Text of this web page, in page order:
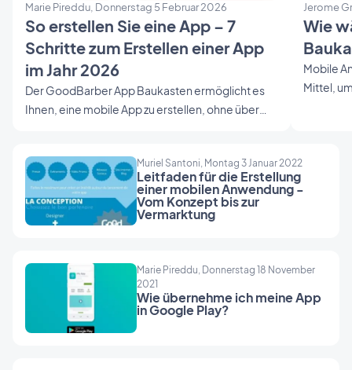
Marie Pireddu, Donnerstag 5 Februar 2026
So erstellen Sie eine App – 7
Schritte zum Erstellen einer App
im Jahr 2026
Der GoodBarber App Baukasten ermöglicht es
Ihnen, eine mobile App zu erstellen, ohne über
Ihre App in 7 Schritten erstellen: Eine Schritt-für-
Schritt-Anleitung zum Erstellen von Android-
Apps, iOS-Apps und PWAs.
Jerome
Wie
Mobile
Mittel,
Muriel Santoni, Montag 3 Januar 2022
Leitfaden für die Erstellung
einer mobilen Anwendung -
Vom Konzept bis zur
Vermarktung
Marie Pireddu, Donnerstag 18 November
2021
Wie übernehme ich meine App
in Google Play?